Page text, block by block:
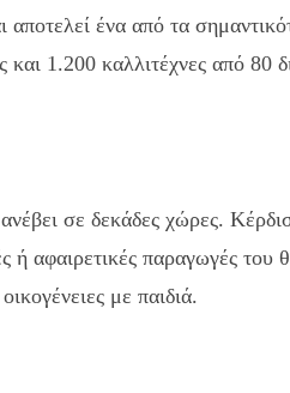
ένα από τα
1.200 καλλιτέχνες από
σε δεκάδες χώρες.
ή αφαιρετικές παραγωγές
με παιδιά.